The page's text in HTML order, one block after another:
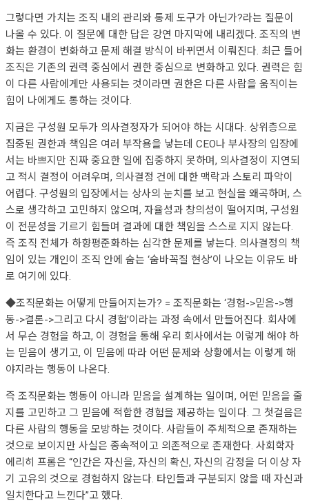
그렇다면 가치는 조직 내의 관리와 통제 도구가 아닌가?라는 질문이
나올 수 있다. 이 질문에 대한 답은 강연 마지막에 내리겠다. 조직의 변
화는 환경이 변화하고 문제 해결 방식이 바뀌면서 이뤄진다. 최근 들어
조직은 기존의 권력 중심에서 권한 중심으로 변화하고 있다. 권력은 힘
이 다른 사람에게만 사용되는 것이라면 권한은 다른 사람을 움직이는
힘이 나에게도 통하는 것이다.
지금은 구성원 모두가 의사결정자가 되어야 하는 시대다. 상위층으로
집중된 권한과 책임은 여러 부작용을 낳는데 CEO나 부사장의 입장에
서는 바쁘지만 진짜 중요한 일에 집중하지 못하며, 의사결정이 지연되
고 적시 결정이 어려우며, 의사결정 건에 대한 맥락과 스토리 파악이
어렵다. 구성원의 입장에서는 상사의 눈치를 보고 현실을 왜곡하며, 스
스로 생각하고 고민하지 않으며, 자율성과 창의성이 떨어지며, 구성원
이 전문성을 기르기 힘들며 결과에 대한 책임을 스스로 지지 않는다.
즉 조직 전체가 하향평준화하는 심각한 문제를 낳는다. 의사결정의 책
임이 있는 개인이 조직 안에 숨는 ‘숨바꼭질 현상’이 나오는 이유도 바
로 여기에 있다.
◆조직문화는 어떻게 만들어지는가? = 조직문화는 ‘경험->믿음->행
동->결론->그리고 다시 경험’이라는 과정 속에서 만들어진다. 회사에
서 무슨 경험을 하고, 이 경험을 통해 우리 회사에서는 이렇게 해야 하
는 믿음이 생기고, 이 믿음에 따라 어떤 문제와 상황에서는 이렇게 해
야지라는 행동이 나온다.
즉 조직문화는 행동이 아니라 믿음을 설계하는 일이며, 어떤 믿음을 줄
지를 고민하고 그 믿음에 적합한 경험을 제공하는 일이다. 그 첫걸음은
다른 사람의 행동을 모방하는 것이다. 사람들이 주체적으로 존재하는
것으로 보이지만 사실은 종속적이고 의존적으로 존재한다. 사회학자
에리히 프롬은 “인간은 자신을, 자신의 확신, 자신의 감정을 더 이상 자
기 고유의 것으로 경험하지 않는다. 타인들과 구분되지 않을 때 자신과
일치한다고 느낀다”고 했다.